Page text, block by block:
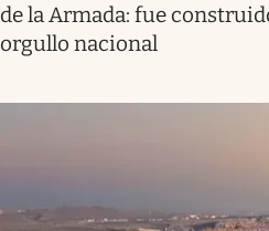
de la Armada: fue
orgullo nacional